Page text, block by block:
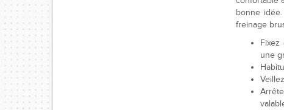
bonne
freinage
une